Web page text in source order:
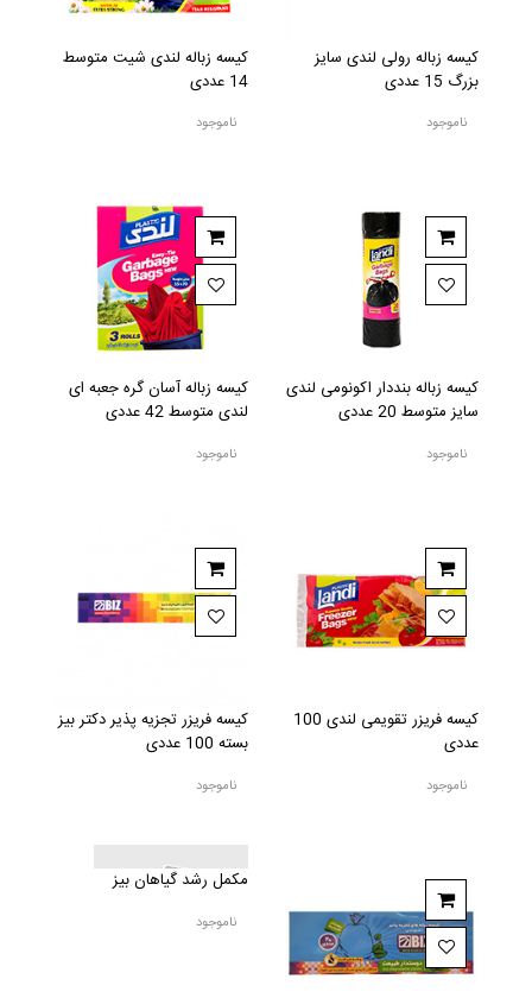
کیسه زباله رولی لندی سایز
بزرگ 15 عددی
ناموجود
کیسه زباله لندی شیت متوسط
14 عددی
ناموجود
کیسه زباله بنددار اکونومی لندی
سایز متوسط 20 عددی
ناموجود
کیسه زباله آسان گره جعبه ای
لندی متوسط 42 عددی
ناموجود
کیسه فریزر تقویمی لندی 100
عددی
ناموجود
کیسه فریزر تجزیه پذیر دکتر بیز
بسته 100 عددی
ناموجود
مکمل رشد گیاهان بیز
ناموجود